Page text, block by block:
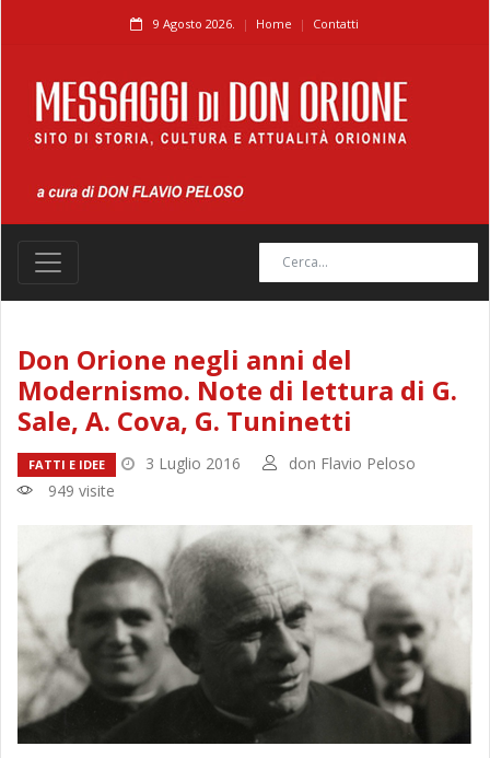
9 Agosto 2026. Home Contatti
Don Orione negli anni del
Modernismo. Note di lettura di G.
Sale, A. Cova, G. Tuninetti
FATTI E IDEE 3 Luglio 2016
don Flavio Peloso
949 visite